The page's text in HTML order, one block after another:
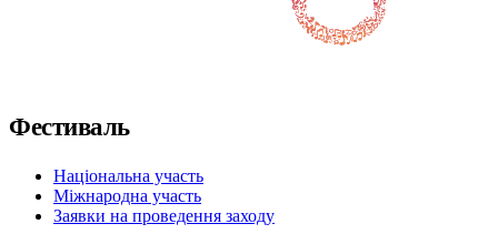
Фестиваль
Національна участь
Міжнародна участь
Заявки на проведення заходу